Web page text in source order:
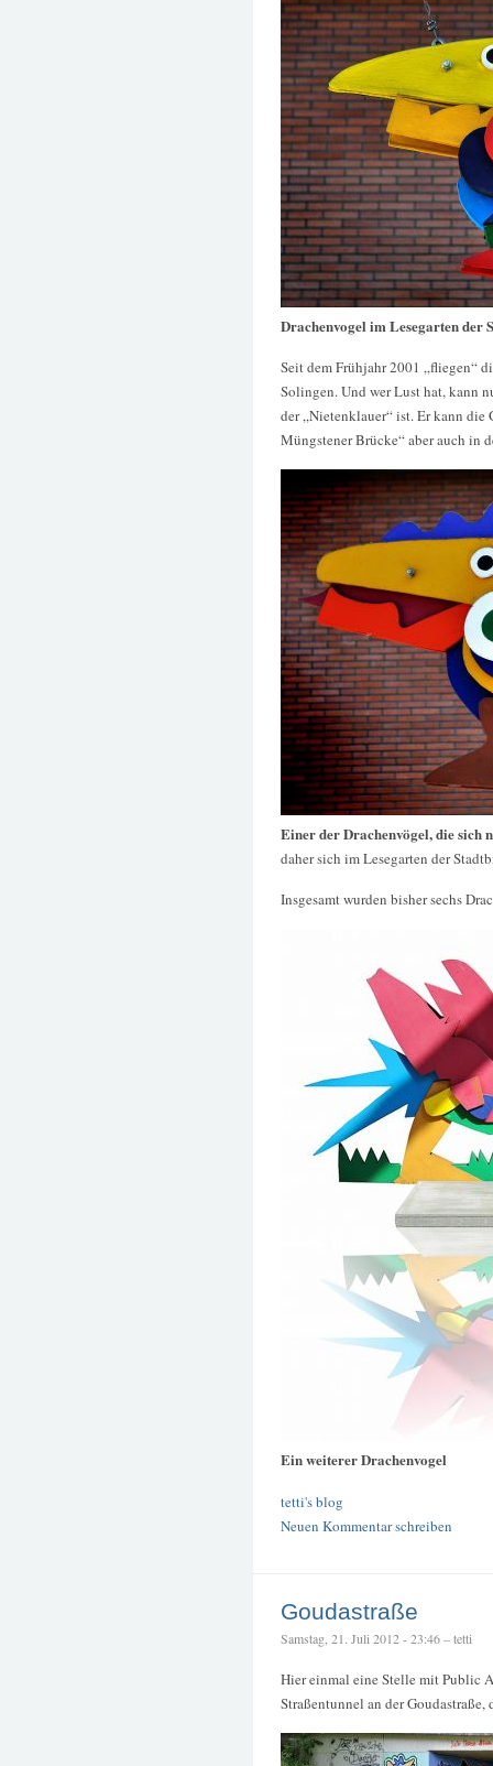
Drachenvogel im Lesegarten der
Seit dem Frühjahr 2001 „fliegen“
Solingen. Und wer Lust hat, kann
der „Nietenklauer“ ist. Er kann die
Müngstener Brücke“ aber auch in
Einer der Drachenvögel, die sich
daher sich im Lesegarten der
Insgesamt wurden bisher sechs
Ein weiterer Drachenvogel
tetti's blog
Neuen Kommentar schreiben
Goudastraße
Samstag, 21. Juli 2012 - 23:46 – tetti
Hier einmal eine Stelle mit Public
Straßentunnel an der